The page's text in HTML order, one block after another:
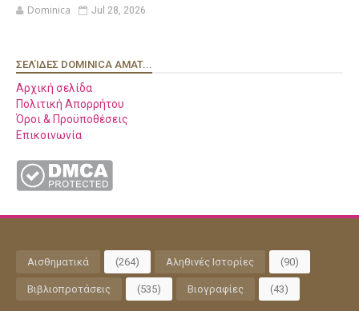
Dominica Jul 28, 2026
ΣΕΛΊΔΕΣ DOMINICA AMAT...
Αρχική σελίδα
Πολιτική Απορρήτου
Όροι & Προϋποθέσεις
Επικοινωνία
Αισθηματικά (264) Αληθινές Ιστορίες (90)
Βιβλιοπροτάσεις (535) Βιογραφίες (43)